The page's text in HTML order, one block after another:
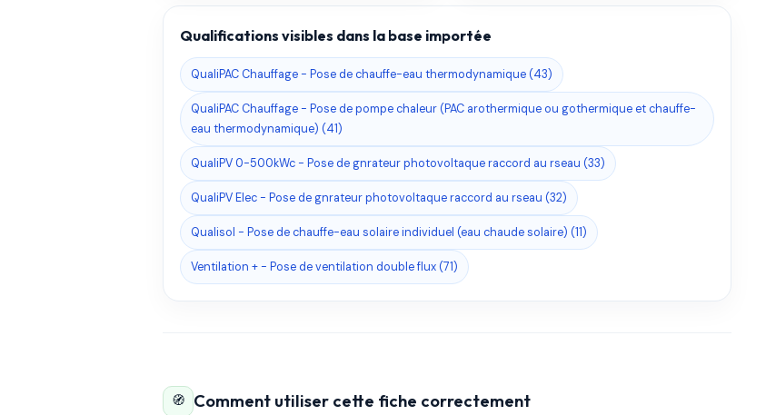
Qualifications visibles dans la base importée
QualiPAC Chauffage - Pose de chauffe-eau thermodynamique (43)
QualiPAC Chauffage - Pose de pompe chaleur (PAC arothermique ou gothermique et chauffe-
eau thermodynamique) (41)
QualiPV 0-500kWc - Pose de gnrateur photovoltaque raccord au rseau (33)
QualiPV Elec - Pose de gnrateur photovoltaque raccord au rseau (32)
Qualisol - Pose de chauffe-eau solaire individuel (eau chaude solaire) (11)
Ventilation + - Pose de ventilation double flux (71)
🧭 Comment utiliser cette fiche correctement